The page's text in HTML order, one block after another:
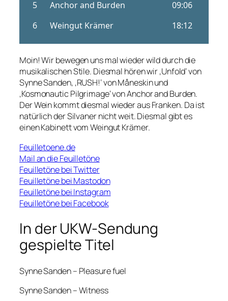
Moin! Wir bewegen uns mal wieder wild durch die
musikalischen Stile. Diesmal hören wir ‚Unfold‘ von
Synne Sanden, ‚RUSH!‘ von Måneskin und
‚Kosmonautic Pilgrimage‘ von Anchor and Burden.
Der Wein kommt diesmal wieder aus Franken. Da ist
natürlich der Silvaner nicht weit. Diesmal gibt es
einen Kabinett vom Weingut Krämer.
Feuilletoene.de
Mail an die Feuilletöne
Feuilletöne bei Twitter
Feuilletöne bei Mastodon
Feuilletöne bei Instagram
Feuilletöne bei Facebook
In der UKW-Sendung
gespielte Titel
Synne Sanden – Pleasure fuel
Synne Sanden – Witness